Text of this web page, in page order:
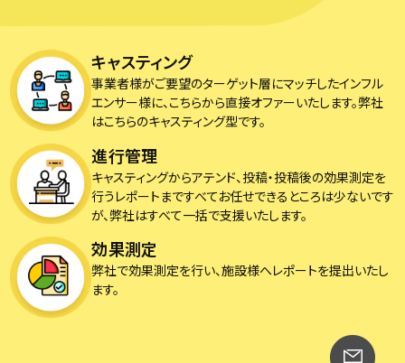
キャスティング
事業者様がご要望のターゲット層にマッチしたインフル
エンサー様に、こちらから直接オファーいたします。弊社
はこちらのキャスティング型です。
進行管理
キャスティングからアテンド、投稿・投稿後の効果測定を
行うレポートまですべてお任せできるところは少ないです
が、弊社はすべて一括で支援いたします。
効果測定
弊社で効果測定を行い、施設様へレポートを提出いたし
ます。